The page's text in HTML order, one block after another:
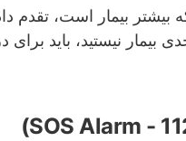
بیمار است، تقدم
نیستید، باید برای